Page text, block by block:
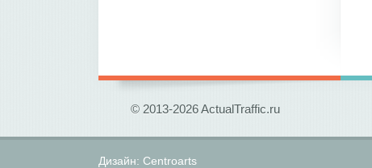
© 2013-2026 ActualTraffic.ru
Дизайн: Centroarts